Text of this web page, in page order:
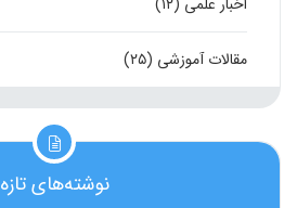
مقالات آموزشی (۲۵)
نوشته‌های تازه